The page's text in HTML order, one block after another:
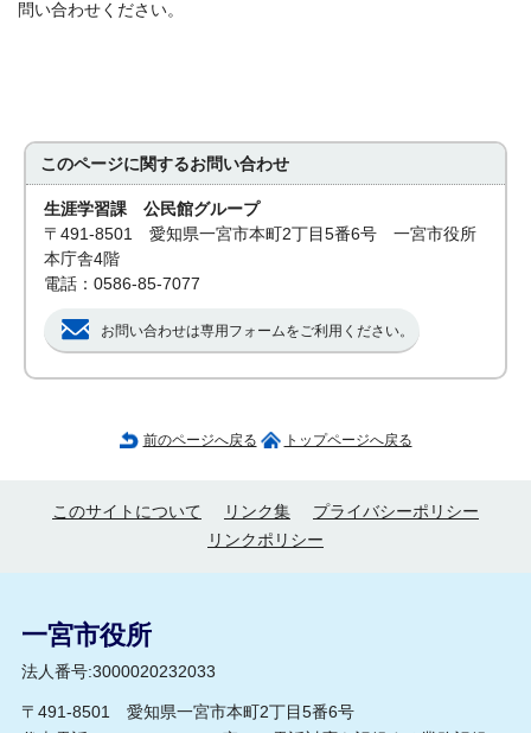
問い合わせください。
このページに関するお問い合わせ
生涯学習課 公民館グループ
〒491-8501 愛知県一宮市本町2丁目5番6号 一宮市役所
本庁舎4階
電話：0586-85-7077
お問い合わせは専用フォームをご利用ください。
前のページへ戻る トップページへ戻る
このサイトについて リンク集
プライバシーポリシー
リンクポリシー
一宮市役所
法人番号:3000020232033
〒491-8501 愛知県一宮市本町2丁目5番6号